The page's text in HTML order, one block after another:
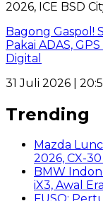
Bagong Gaspol!
Pakai ADAS,
Digital
31 Juli 2026 |
Trending
Mazda
2026, CX-
BMW
iX3, Awal